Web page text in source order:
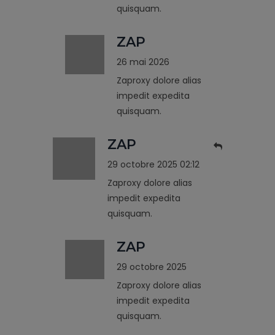
quisquam.
ZAP
26 mai 2026
Zaproxy dolore alias
impedit expedita
quisquam.
ZAP
29 octobre 2025 02:12
Zaproxy dolore alias
impedit expedita
quisquam.
ZAP
29 octobre 2025
Zaproxy dolore alias
impedit expedita
quisquam.